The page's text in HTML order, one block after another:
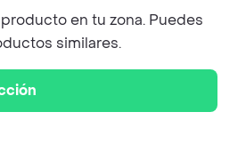
en tu zona. Puedes
similares.